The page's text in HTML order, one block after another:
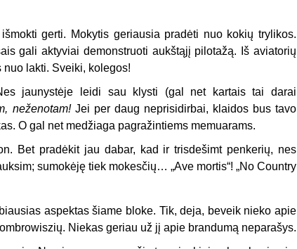
gerti. Mokytis geriausia pradėti nuo kokių trylikos.
gali aktyviai demonstruoti aukštąjį pilotažą. Iš aviatorių
lakti. Sveiki, kolegos!
jaunystėje leidi sau klysti (gal net kartais tai darai
neženotam!Jei per daug neprisidirbai, klaidos bus tavo
O gal net medžiaga pagražintiems memuarams.
Bet pradėkit jau dabar, kad ir trisdešimt penkerių, nes
sumokėję tiek mokesčių… „Ave mortis“! „No Country
aspektas šiame bloke. Tik, deja, beveik nieko apie
Niekas geriau už jį apie brandumą neparašys.